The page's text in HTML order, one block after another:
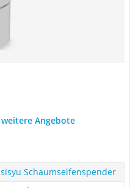
Angebote
Schaumseifenspender